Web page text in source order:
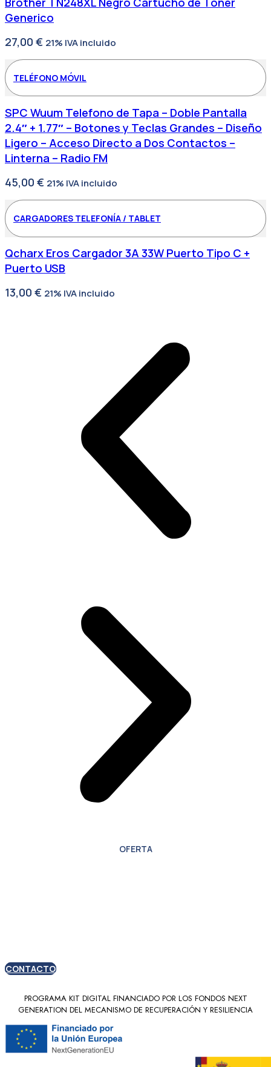
Generico
27,00 € 21% IVA incluido
TELÉFONO MÓVIL
SPC Wuum Telefono de Tapa – Doble Pantalla
2.4″ + 1.77″ – Botones y Teclas Grandes – Diseño
Ligero – Acceso Directo a Dos Contactos –
Linterna – Radio FM
45,00 € 21% IVA incluido
CARGADORES TELEFONÍA / TABLET
Qcharx Eros Cargador 3A 33W Puerto Tipo C +
Puerto USB
13,00 € 21% IVA incluido
OFERTA
CONTACTO
PROGRAMA KIT DIGITAL FINANCIADO POR LOS FONDOS NEXT
GENERATION DEL MECANISMO DE RECUPERACIÓN Y RESILIENCIA